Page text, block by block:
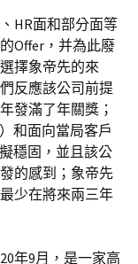
HR面和部分面等
Offer，并為此廢
擇象帝先的來
反應該公司前提
發滿了年關獎；
和面向當局客戶
穩固，並且該公
的感到；象帝先
少在將來兩三年
年9月，是一家高